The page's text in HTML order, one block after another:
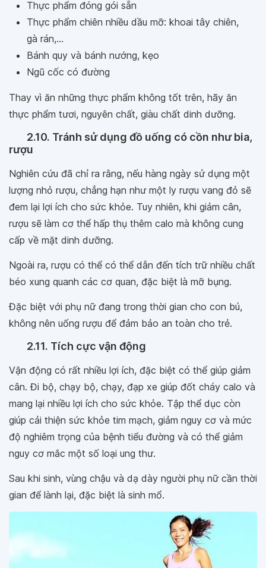
Thực phẩm đóng gói sẵn
Thực phẩm chiên nhiều dầu mỡ: khoai tây chiên,
gà rán,...
Bánh quy và bánh nướng, kẹo
Ngũ cốc có đường
Thay vì ăn những thực phẩm không tốt trên, hãy ăn
thực phẩm tươi, nguyên chất, giàu chất dinh dưỡng.
2.10. Tránh sử dụng đồ uống có cồn như bia,
rượu
Nghiên cứu đã chỉ ra rằng, nếu hàng ngày sử dụng một
lượng nhỏ rượu, chẳng hạn như một ly rượu vang đỏ sẽ
đem lại lợi ích cho sức khỏe. Tuy nhiên, khi giảm cân,
rượu sẽ làm cơ thể hấp thụ thêm calo mà không cung
cấp về mặt dinh dưỡng.
Ngoài ra, rượu có thể có thể dẫn đến tích trữ nhiều chất
béo xung quanh các cơ quan, đặc biệt là mỡ bụng.
Đặc biệt với phụ nữ đang trong thời gian cho con bú,
không nên uống rượu để đảm bảo an toàn cho trẻ.
2.11. Tích cực vận động
Vận động có rất nhiều lợi ích, đặc biệt có thể giúp giảm
cân. Đi bộ, chạy bộ, chạy, đạp xe giúp đốt cháy calo và
mang lại nhiều lợi ích cho sức khỏe. Tập thể dục còn
giúp cải thiện sức khỏe tim mạch, giảm nguy cơ và mức
độ nghiêm trọng của bệnh tiểu đường và có thể giảm
nguy cơ mắc một số loại ung thư.
Sau khi sinh, vùng chậu và dạ dày người phụ nữ cần thời
gian để lành lại, đặc biệt là sinh mổ.